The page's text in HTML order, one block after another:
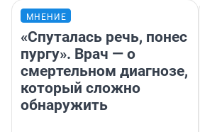
МНЕНИЕ
«Спуталась речь, понес
пургу». Врач — о
смертельном диагнозе,
который сложно
обнаружить